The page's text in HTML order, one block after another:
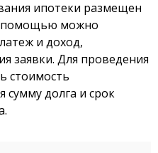
ипотеки размещен
помощью можно
и доход,
заявки. Для проведения
стоимость
долга и срок